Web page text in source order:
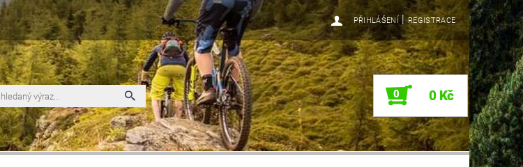
PŘIHLÁŠENÍ | REGISTRACE
0 0 Kč